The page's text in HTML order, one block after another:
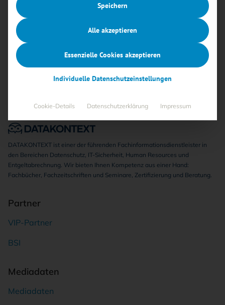
Keine Beiträge gefunden
DATAKONTEXT ist einer der führenden Fachinformationsdienstleister in
den Bereichen Datenschutz, IT-Sicherheit, Human Resources und
Entgeltabrechnung. Wir bieten Ihnen Kompetenz aus einer Hand:
Fachbücher, Fachzeitschriften und Seminare, Zertifizierung und Beratung.
Partner
VIP-Partner
BSI
Mediadaten
Mediadaten
Speichern
Alle akzeptieren
Essenzielle Cookies akzeptieren
Individuelle Datenschutzeinstellungen
Cookie-Details Datenschutzerklärung Impressum